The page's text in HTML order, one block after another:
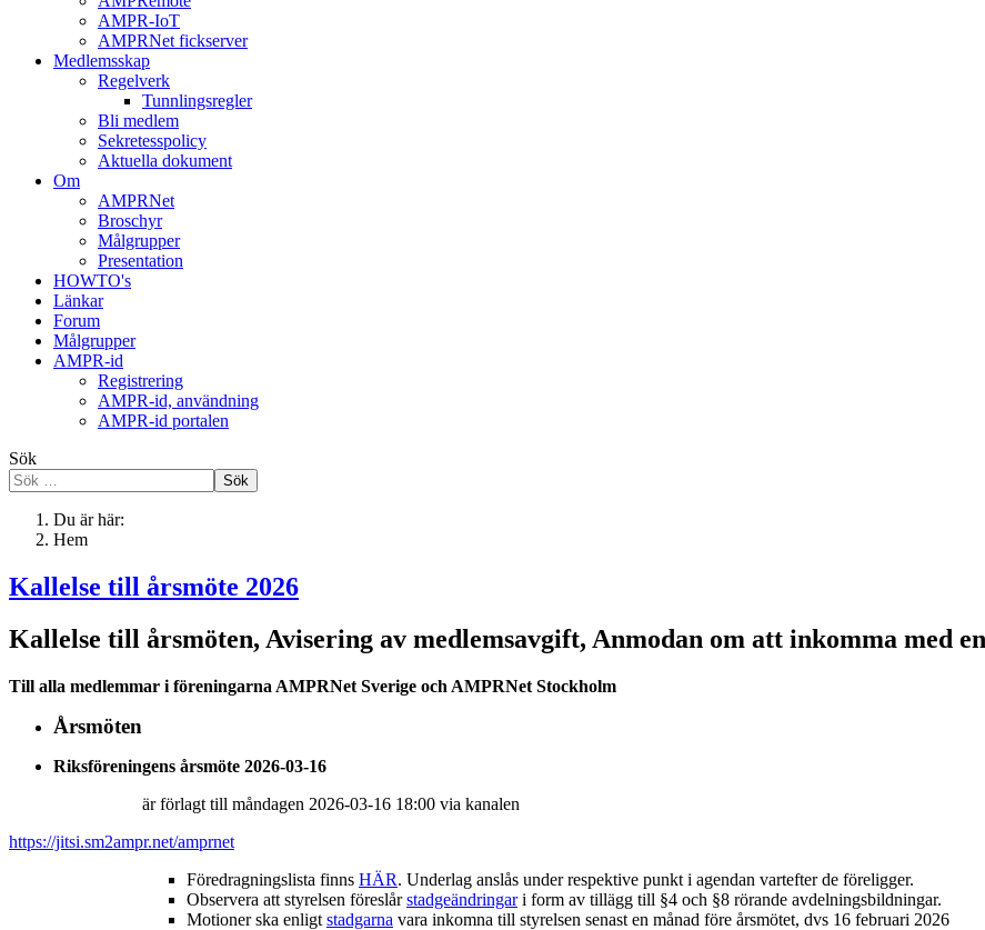
AMPR-IoT
AMPRNet fickserver
Medlemsskap
Regelverk
Tunnlingsregler
Bli medlem
Sekretesspolicy
Aktuella dokument
Om
AMPRNet
Broschyr
Målgrupper
Presentation
HOWTO's
Länkar
Forum
Målgrupper
AMPR-id
Registrering
AMPR-id, användning
AMPR-id portalen
Sök
Sök
Du är här:
Hem
Kallelse till årsmöte 2026
Kallelse till årsmöten, Avisering av medlemsavgift, Anmodan om att inkomma med
Till alla medlemmar i föreningarna AMPRNet Sverige och AMPRNet Stockholm
Årsmöten
Riksföreningens årsmöte 2026-03-16
är förlagt till måndagen 2026-03-16 18:00 via kanalen
https://jitsi.sm2ampr.net/amprnet
Föredragningslista finns HÄR. Underlag anslås under respektive punkt i agendan vartefter de föreligger.
Observera att styrelsen föreslårstadgeändringari form av tillägg till §4 och §8 rörande avdelningsbildningar.
Motioner ska enligt stadgarna vara inkomna till styrelsen senast en månad före årsmötet, dvs 16 februari 2026